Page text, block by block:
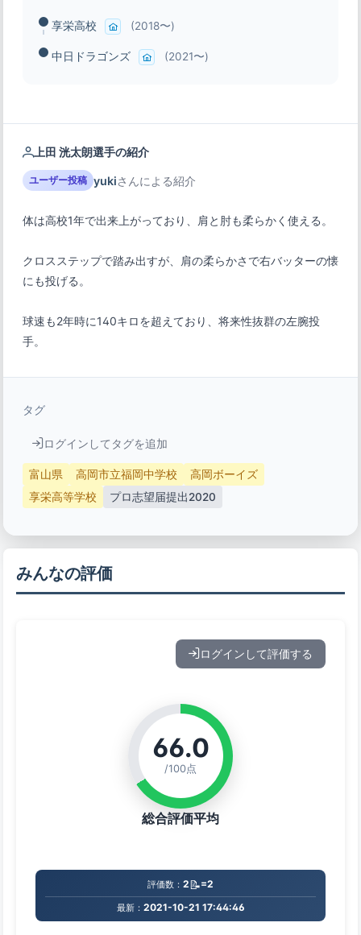
享栄高校 (2018〜)
中日ドラゴンズ (2021〜)
上田 洸太朗選手の紹介
ユーザー投稿 yukiさんによる紹介
クロスステップで踏み出すが、肩の柔らかさで右バッターの懐
球速も2年時に140キロを超えており、将来性抜群の左腕投
手。
タグ
ログインしてタグを追加
富山県 高岡市立福岡中学校
高岡ボーイズ
享栄高等学校
プロ志望届提出2020
みんなの評価
ログインして評価する
66.0
/100点
総合評価平均
評価数： 2📝=2
最新： 2021-10-21 17:44:46